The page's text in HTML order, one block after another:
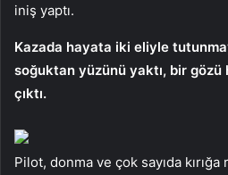
iniş yaptı.
Kazada hayata iki eliyle
soğuktan yüzünü yaktı, bir gözü
çıktı.
Pilot, donma ve çok sayıda